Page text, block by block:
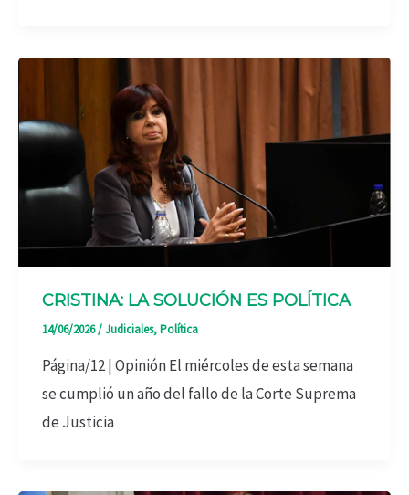
CRISTINA: LA SOLUCIÓN ES POLÍTICA
14/06/2026/Judiciales,Política
Página/12 | Opinión El miércoles de esta semana
se cumplió un año del fallo de la Corte Suprema
de Justicia